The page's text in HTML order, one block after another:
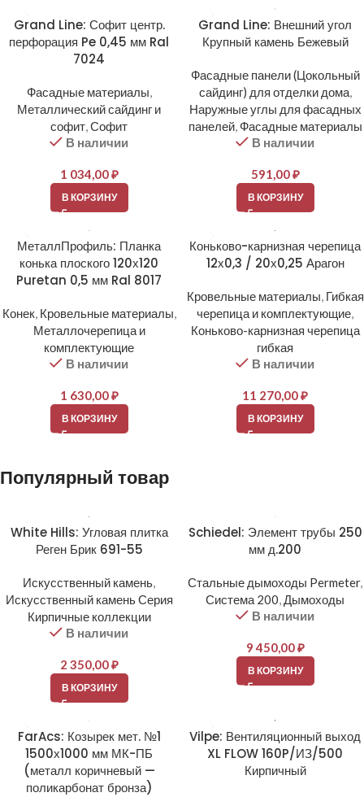
Grand Line: Софит центр.
перфорация Pe 0,45 мм Ral
7024
Фасадные материалы,
Металлический сайдинг и
софит,Софит
В наличии
1 034,00₽
В КОРЗИНУ
Grand Line: Внешний угол
Крупный камень Бежевый
Фасадные панели (Цокольный
сайдинг) для отделки дома,
Наружные углы для фасадных
панелей, Фасадные материалы
В наличии
591,00₽
В КОРЗИНУ
МеталлПрофиль: Планка
конька плоского 120х120
Puretan 0,5 мм Ral 8017
Конек, Кровельные материалы,
Металлочерепица и
комплектующие
В наличии
1 630,00₽
В КОРЗИНУ
Коньково-карнизная черепица
12х0,3 / 20х0,25 Арагон
Кровельные материалы, Гибкая
черепица и комплектующие,
Коньково-карнизная черепица
гибкая
В наличии
11 270,00₽
В КОРЗИНУ
Популярный товар
White Hills: Угловая плитка
Реген Брик 691-55
Искусственный камень,
Искусственный камень Серия
Кирпичные коллекции
В наличии
2 350,00₽
В КОРЗИНУ
Schiedel: Элемент трубы 250
мм д.200
Стальные дымоходы Permeter,
Система 200,Дымоходы
В наличии
9 450,00₽
В КОРЗИНУ
FarAcs: Козырек мет. №1
1500х1000 мм МК-ПБ
(металл коричневый —
поликарбонат бронза)
Vilpe: Вентиляционный выход
XL FLOW 160P/ИЗ/500
Кирпичный